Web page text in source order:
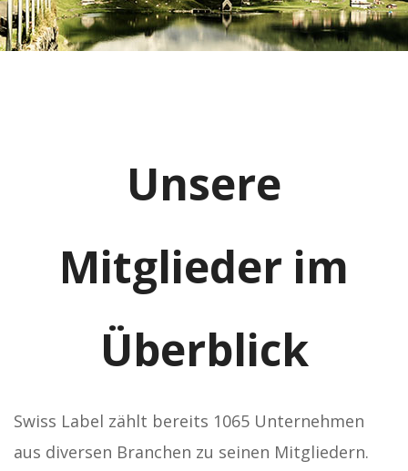
Unsere
Mitglieder im
Überblick
Swiss Label zählt bereits 1065 Unternehmen
aus diversen Branchen zu seinen Mitgliedern.